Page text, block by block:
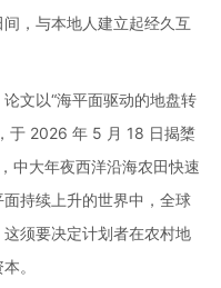
，与本地人建立起经久互
文以“海平面驱动的地盘转
于 2026 年 5 月 18 日揭橥
中大年夜西洋沿海农田快速
持续上升的世界中，全球
须要决定计划者在农村地
。